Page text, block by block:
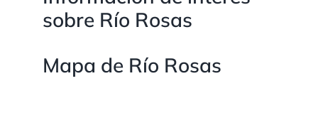
sobre Río Rosas
Mapa de Río Rosas